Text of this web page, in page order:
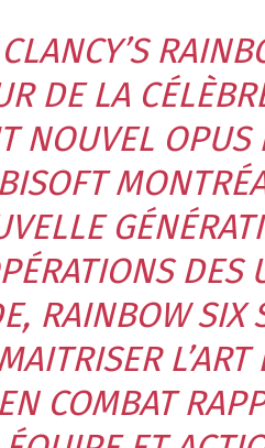
DE LA
NOUVEL OPUS
DES
RAINBOW SIX
L’ART
COMBAT